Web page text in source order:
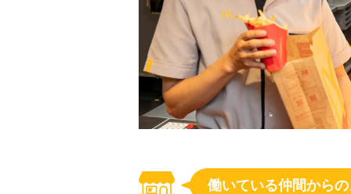
働いている仲間から